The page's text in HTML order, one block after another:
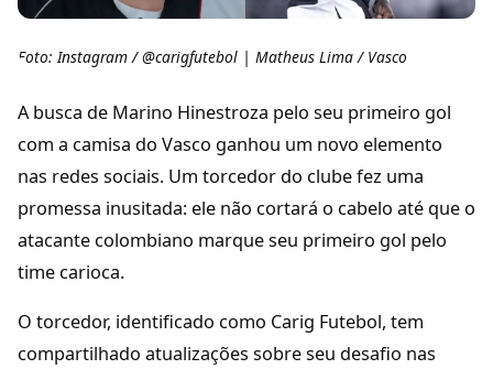
Foto: Instagram / @carigfutebol | Matheus Lima / Vasco
A busca de Marino Hinestroza pelo seu primeiro gol
com a camisa do Vasco ganhou um novo elemento
nas redes sociais. Um torcedor do clube fez uma
promessa inusitada: ele não cortará o cabelo até que o
atacante colombiano marque seu primeiro gol pelo
time carioca.
O torcedor, identificado como Carig Futebol, tem
compartilhado atualizações sobre seu desafio nas